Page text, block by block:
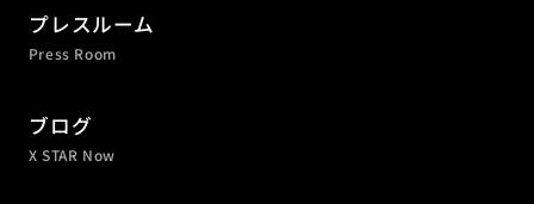
プレスルーム
Press Room
ブログ
X STAR Now